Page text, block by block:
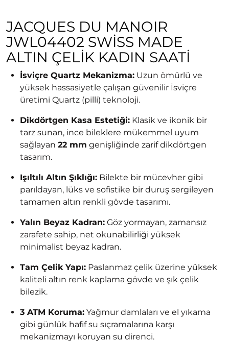
JACQUES DU MANOIR
JWL04402 SWISS MADE
ALTIN ÇELIK KADIN SAATI
İsviçre Quartz Mekanizma: Uzun ömürlü ve
yüksek hassasiyetle çalışan güvenilir İsviçre
üretimi Quartz (pilli) teknoloji.
Dikdörtgen Kasa Estetiği: Klasik ve ikonik bir
tarz sunan, ince bileklere mükemmel uyum
sağlayan22 mm genişliğinde zarif dikdörtgen
tasarım.
Işıltılı Altın Şıklığı: Bilekte bir mücevher gibi
parıldayan, lüks ve sofistike bir duruş sergileyen
tamamen altın renkli gövde tasarımı.
Yalın Beyaz Kadran: Göz yormayan, zamansız
zarafete sahip, net okunabilirliği yüksek
minimalist beyaz kadran.
Tam Çelik Yapı: Paslanmaz çelik üzerine yüksek
kaliteli altın renk kaplama gövde ve şık çelik
bilezik.
3 ATM Koruma: Yağmur damlaları ve el yıkama
gibi günlük hafif su sıçramalarına karşı
mekanizmayı koruyan su direnci.